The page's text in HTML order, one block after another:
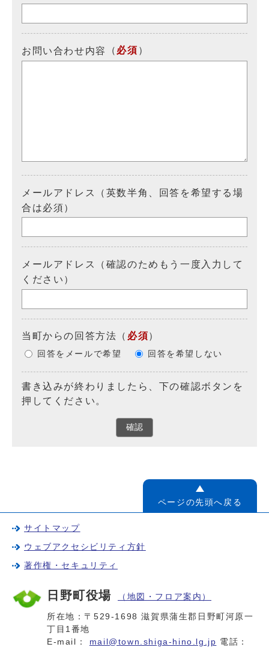
お問い合わせ内容 （ 必須 ）
メールアドレス（英数半角、回答を希望する場
合は必須）
メールアドレス（確認のためもう一度入力して
ください）
当町からの回答方法 （ 必須）
回答をメールで希望 回答を希望しない
書き込みが終わりましたら、下の確認ボタンを
押してください。
確認
ページの先頭へ戻る
サイトマップ
ウェブアクセシビリティ方針
著作権・セキュリティ
日野町役場 （地図・フロア案内）
所在地：〒529-1698 滋賀県蒲生郡日野町河原一
丁目1番地
E-mail： mail@town.shiga-hino.lg.jp 電話：